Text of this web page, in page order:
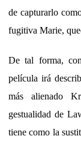
de capturarlo
fugitiva Marie,
De tal forma,
película irá
más alienado
gestualidad de
tiene como la